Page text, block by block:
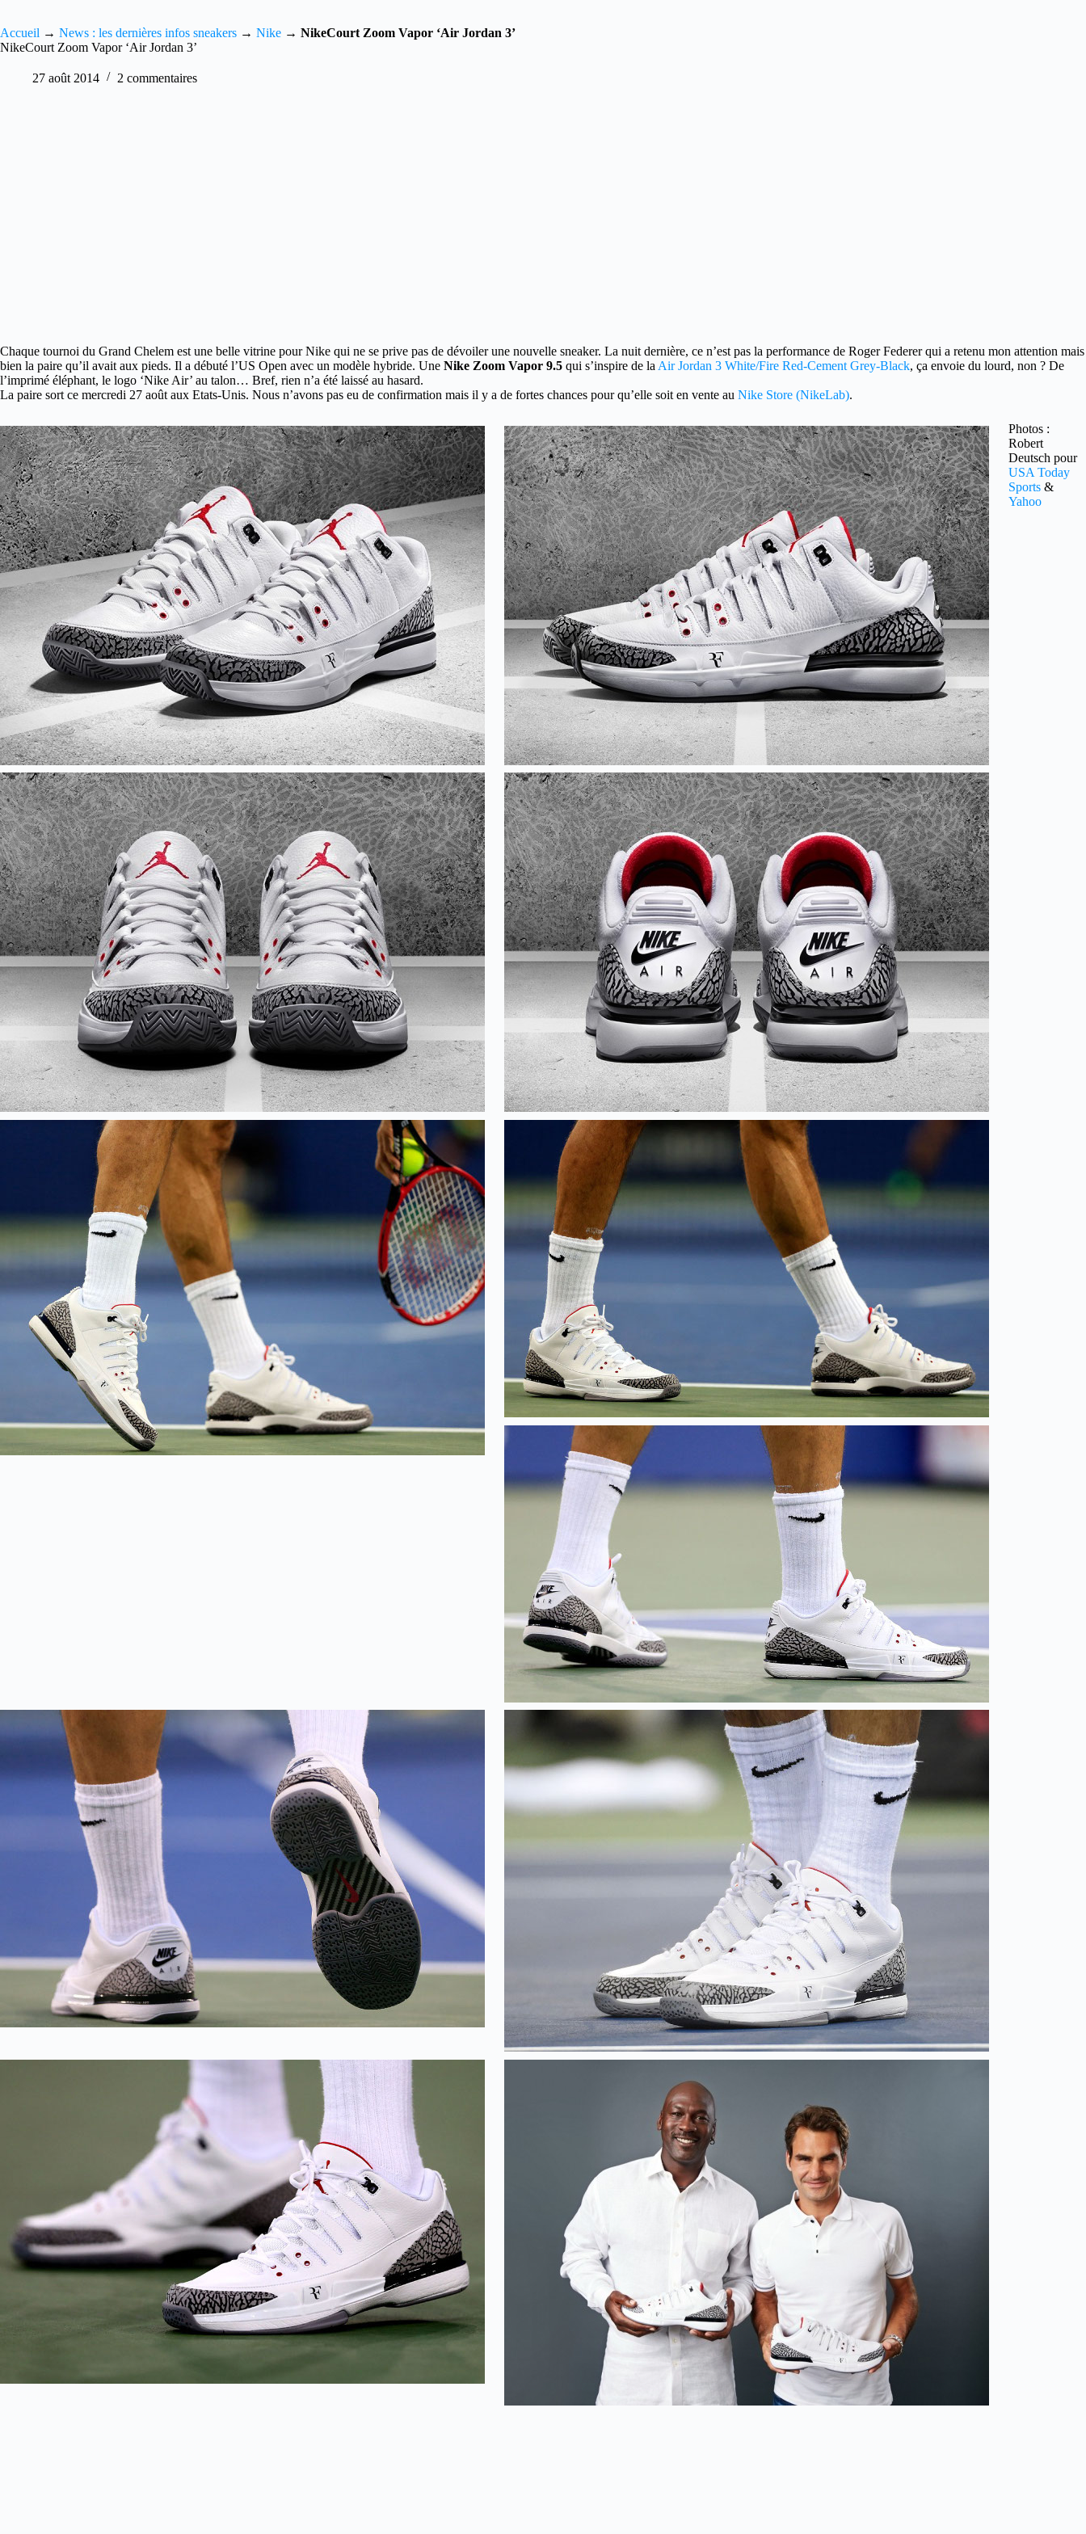
Accueil → News : les dernières infos sneakers → Nike → NikeCourt Zoom Vapor ‘Air Jordan 3’
NikeCourt Zoom Vapor ‘Air Jordan 3’
27 août 2014 2 commentaires
Chaque tournoi du Grand Chelem est une belle vitrine pour Nike qui ne se prive pas de dévoiler une nouvelle sneaker. La nuit dernière, ce n’est pas la performance de Roger Federer qui a retenu mon attention mais
bien la paire qu’il avait aux pieds. Il a débuté l’US Open avec un modèle hybride. Une Nike Zoom Vapor 9.5 qui s’inspire de la Air Jordan 3 White/Fire Red-Cement Grey-Black, ça envoie du lourd, non ? De
l’imprimé éléphant, le logo ‘Nike Air’ au talon… Bref, rien n’a été laissé au hasard.
La paire sort ce mercredi 27 août aux Etats-Unis. Nous n’avons pas eu de confirmation mais il y a de fortes chances pour qu’elle soit en vente au Nike Store (NikeLab).
Photos :
Robert
Deutsch pour
USA Today
Sports &
Yahoo